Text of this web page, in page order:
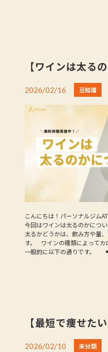
【ワインは太る
2026/02/16 豆知識
こんにちは！パーソナルジム
今回はワインは太るのかにつ
太るかどうかは、飲み方や量
す。 ワインの種類によってカ
一般的に以下の通りです。
【最短で痩せた
2026/02/10 未分類